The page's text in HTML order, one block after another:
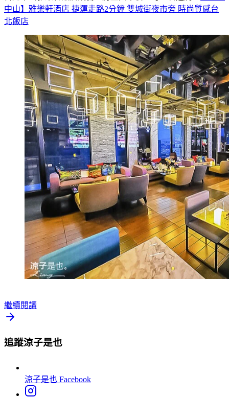
中山】雅樂軒酒店 捷運走路2分鐘 雙城街夜市旁 時尚質感台
北飯店
繼續閱讀
追蹤涼子是也
涼子是也 Facebook